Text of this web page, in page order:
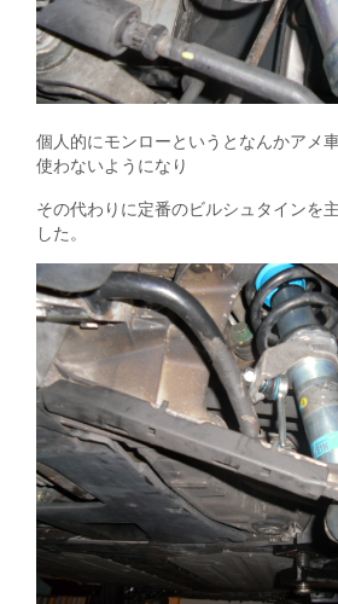
個人的にモンローというとなんかアメ
使わないようになり
その代わりに定番のビルシュタインを
した。